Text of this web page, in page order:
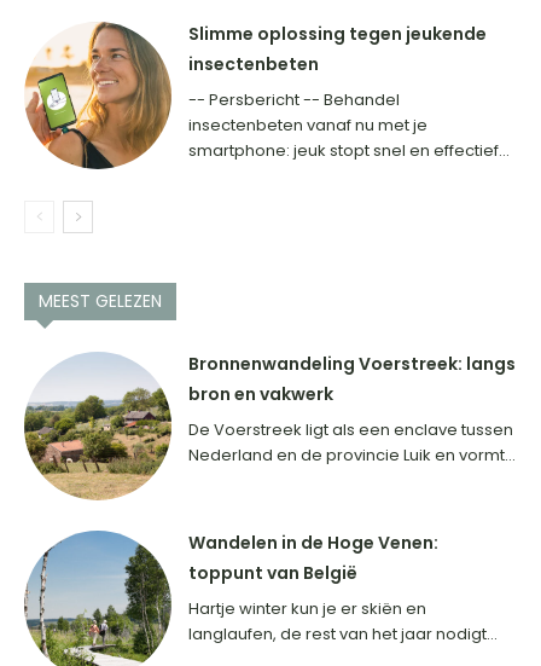
Slimme oplossing tegen jeukende
insectenbeten
-- Persbericht -- Behandel
insectenbeten vanaf nu met je
smartphone: jeuk stopt snel en effectief...
MEEST GELEZEN
Bronnenwandeling Voerstreek: langs
bron en vakwerk
De Voerstreek ligt als een enclave tussen
Nederland en de provincie Luik en vormt...
Wandelen in de Hoge Venen:
toppunt van België
Hartje winter kun je er skiën en
langlaufen, de rest van het jaar nodigt...